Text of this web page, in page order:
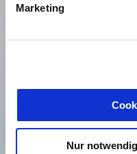
Marketing
Nur